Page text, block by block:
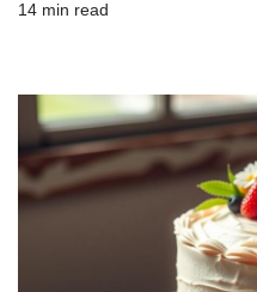
14 min read